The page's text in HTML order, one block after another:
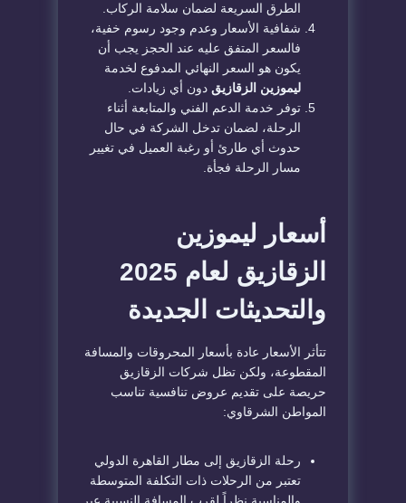
الطرق السريعة لضمان سلامة الركاب.
​شفافية الأسعار وعدم وجود رسوم خفية،
فالسعر المتفق عليه عند الحجز يجب أن
يكون هو السعر النهائي المدفوع لخدمة
ليموزين الزقازيق دون أي زيادات.
​توفر خدمة الدعم الفني والمتابعة أثناء
الرحلة، لضمان تدخل الشركة في حال
حدوث أي طارئ أو رغبة العميل في تغيير
مسار الرحلة فجأة.
​أسعار ليموزين
الزقازيق لعام 2025
والتحديثات الجديدة
​تتأثر الأسعار عادة بأسعار المحروقات والمسافة
المقطوعة، ولكن تظل شركات الزقازيق
حريصة على تقديم عروض تنافسية تناسب
المواطن الشرقاوي:
​رحلة الزقازيق إلى مطار القاهرة الدولي
تعتبر من الرحلات ذات التكلفة المتوسطة